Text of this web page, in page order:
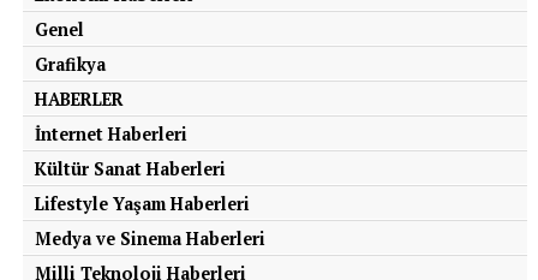
Genel
Grafikya
HABERLER
İnternet Haberleri
Kültür Sanat Haberleri
Lifestyle Yaşam Haberleri
Medya ve Sinema Haberleri
Milli Teknoloji Haberleri